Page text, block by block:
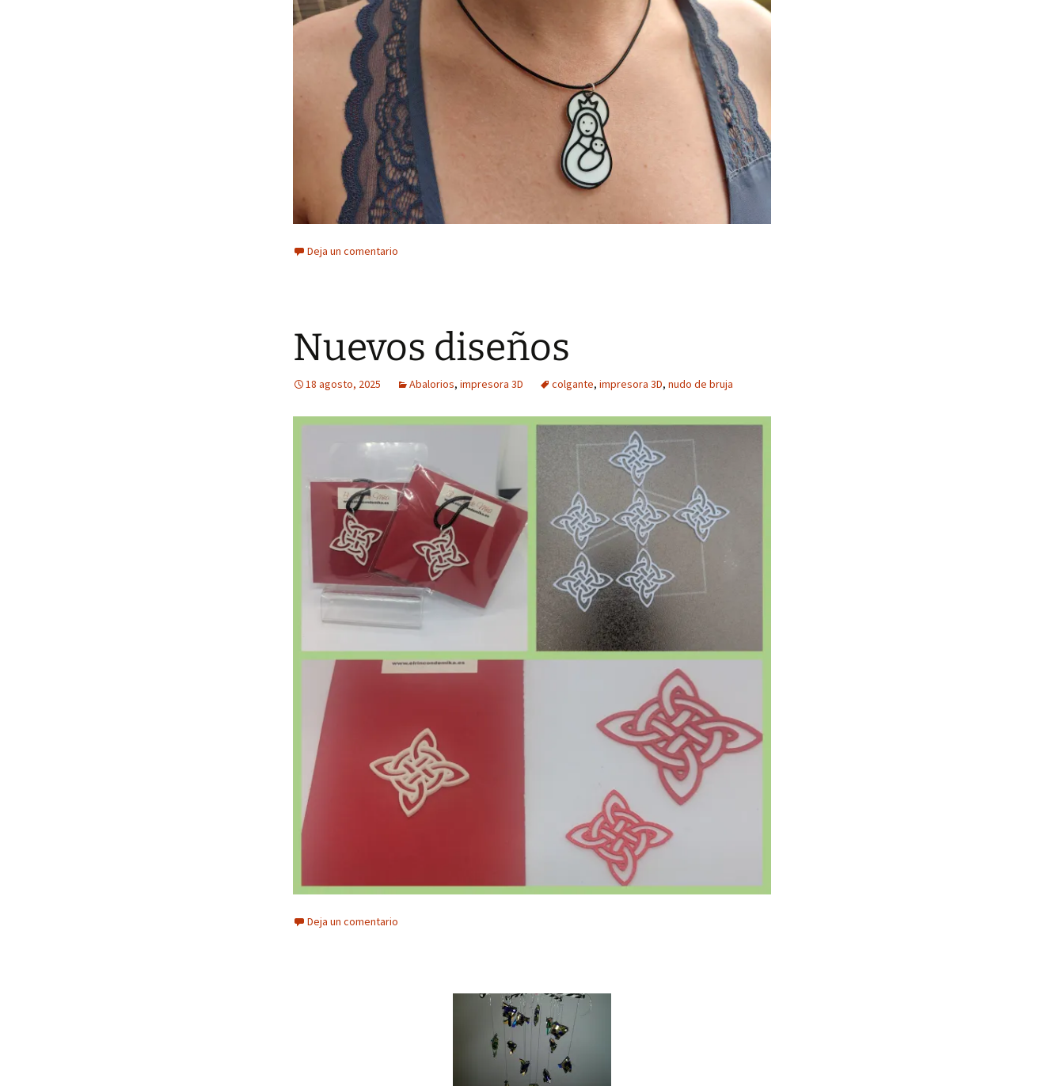
Deja un comentario
Nuevos diseños
18 agosto, 2025 Abalorios, impresora 3D colgante, impresora 3D, nudo de bruja
Deja un comentario